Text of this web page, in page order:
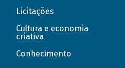
Licitações
Cultura e economia
criativa
Conhecimento